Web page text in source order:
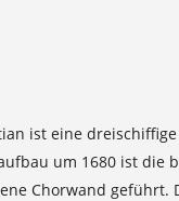
ist eine
um 1680 ist die
Chorwand geführt.